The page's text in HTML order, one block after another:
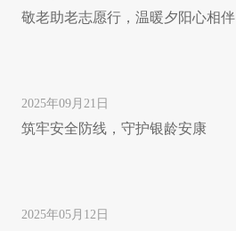
敬老助老志愿行，温暖夕阳心相伴
2025年09月21日
筑牢安全防线，守护银龄安康
2025年05月12日